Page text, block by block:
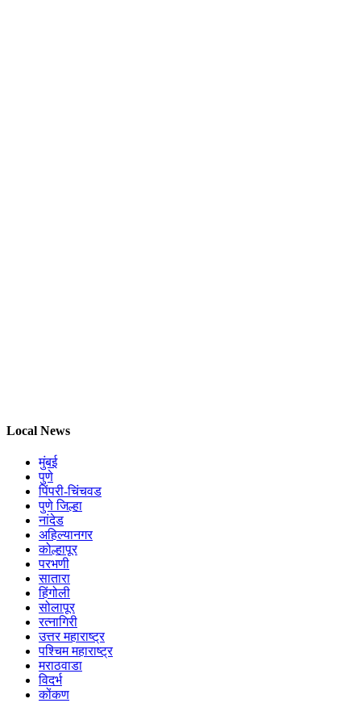
Local News
मुंबई
पुणे
पिंपरी-चिंचवड
पुणे जिल्हा
नांदेड
अहिल्यानगर
कोल्हापूर
परभणी
सातारा
हिंगोली
सोलापूर
रत्नागिरी
उत्तर महाराष्ट्र
पश्चिम महाराष्ट्र
मराठवाडा
विदर्भ
कोंकण